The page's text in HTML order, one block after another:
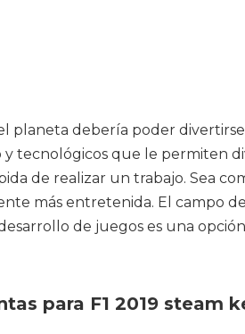
planeta debería poder
tecnológicos que le permiten
de realizar un trabajo. Sea
más entretenida. El campo
de juegos es una
para F1 2019 steam